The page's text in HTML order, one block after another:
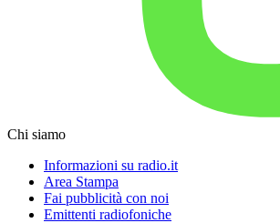
Chi siamo
Informazioni su radio.it
Area Stampa
Fai pubblicità con noi
Emittenti radiofoniche